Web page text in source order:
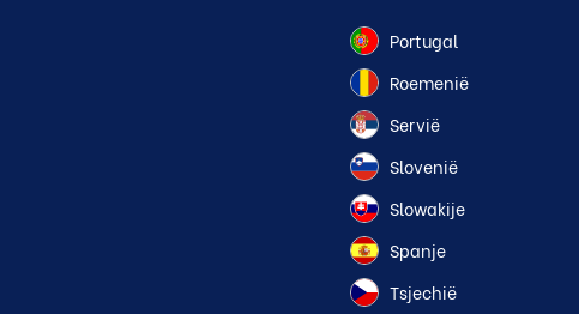
Portugal
Roemenië
Servië
Slovenië
Slowakije
Spanje
Tsjechië